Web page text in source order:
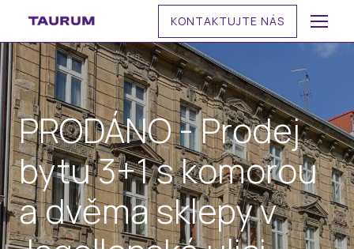
MENU
KONTAKTUJTE NÁS
PRODÁNO - Prodej
bytu 3+1 s komorou
a dvěma sklepy v